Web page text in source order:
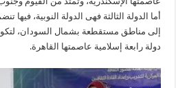
أما الدولة الثالثة فهى الدولة النوبية، فيها
إلى مناطق مستقطعة بشمال السودان،
دولة رابعة إسلامية عاصمتها القاهرة.